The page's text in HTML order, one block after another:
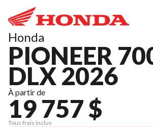
Honda
PIONEER
DLX 2026
À partir de
19 757 $
Tous frais inclus